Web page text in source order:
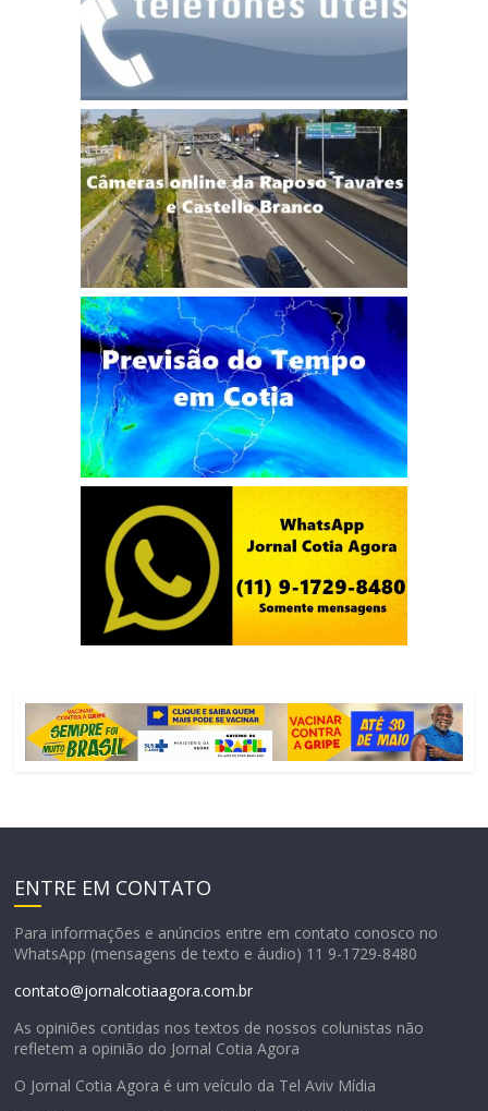
ENTRE EM CONTATO
Para informações e anúncios entre em contato conosco no
WhatsApp (mensagens de texto e áudio) 11 9-1729-8480
contato@jornalcotiaagora.com.br
As opiniões contidas nos textos de nossos colunistas não
refletem a opinião do Jornal Cotia Agora
O Jornal Cotia Agora é um veículo da Tel Aviv Mídia